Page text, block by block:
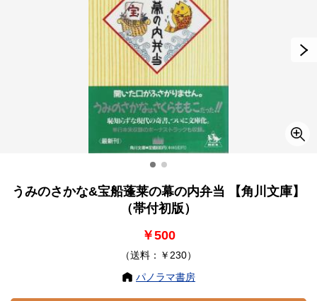
うみのさかな&宝船蓬莱の幕の内弁当 【角川文庫】
（帯付初版）
￥500
（送料：￥230）
パノラマ書房